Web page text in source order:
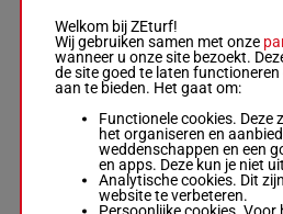
JEANNE D'ARC
Adema Ray.-
Raymond
Adema
M/8 - 2000m-
1'16"7
2a 10a (23) Aa
Da 7a 3a 1a 3a
1a 2a 3a 4a
M/82000m1'16"7
2a
Welkom bij ZEturf!
Wij gebruiken samen met onze
wanneer u onze site bezoekt.
de site goed te laten
aan te bieden. Het gaat om:
Functionele cookies. Deze
het organiseren en
weddenschappen en een
en apps. Deze kun je niet
Analytische cookies. Dit
website te verbeteren.
Persoonlijke cookies. Voor